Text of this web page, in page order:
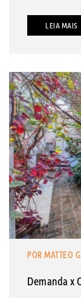
LEIA MAIS
POR MATTEO
Demanda x